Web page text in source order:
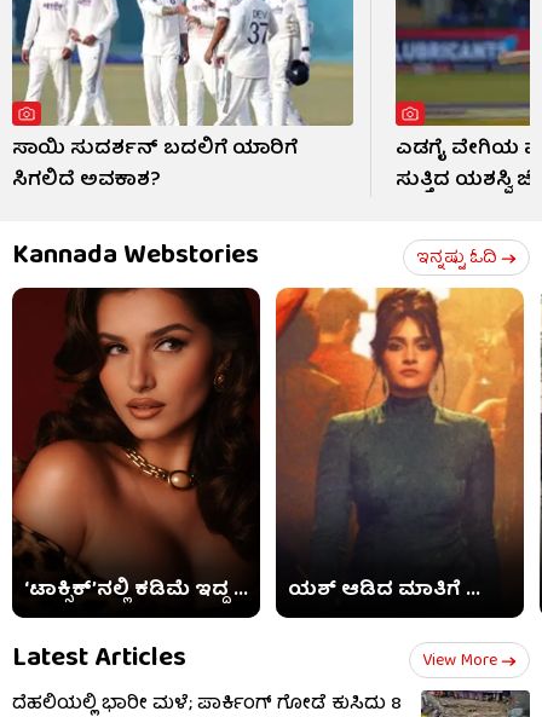
ಸಾಯಿ ಸುದರ್ಶನ್ ಬದಲಿಗೆ ಯಾರಿಗೆ
ಸಿಗಲಿದೆ ಅವಕಾಶ?
ಎಡಗೈ ವೇಗಿಯ
ಸುತ್ತಿದ ಯಶಸ್ವಿ
Kannada Webstories ಇನ್ನಷ್ಟು ಓದಿ
‘ಟಾಕ್ಸಿಕ್​’ನಲ್ಲಿ ಕಡಿಮೆ ಇದ್ದ ... ಯಶ್ ಆಡಿದ ಮಾತಿಗೆ ...
Latest Articles View More
ದೆಹಲಿಯಲ್ಲಿ ಭಾರೀ ಮಳೆ; ಪಾರ್ಕಿಂಗ್ ಗೋಡೆ ಕುಸಿದು 8